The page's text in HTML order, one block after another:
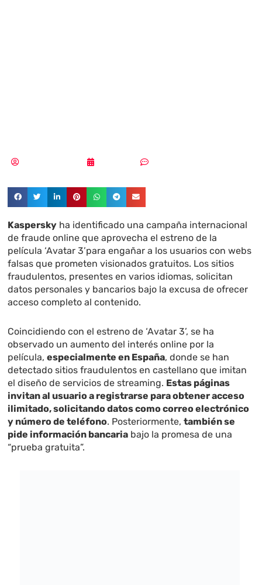
Kaspersky ha identificado una campaña internacional
de fraude online que aprovecha el estreno de la
película ‘Avatar 3’para engañar a los usuarios con webs
falsas que prometen visionados gratuitos. Los sitios
fraudulentos, presentes en varios idiomas, solicitan
datos personales y bancarios bajo la excusa de ofrecer
acceso completo al contenido.
Coincidiendo con el estreno de ‘Avatar 3’, se ha
observado un aumento del interés online por la
película,especialmente en España, donde se han
detectado sitios fraudulentos en castellano que imitan
el diseño de servicios de streaming. Estas páginas
invitan al usuario a registrarse para obtener acceso
ilimitado, solicitando datos como correo electrónico
y número de teléfono. Posteriormente,también se
pide información bancaria bajo la promesa de una
“prueba gratuita”.